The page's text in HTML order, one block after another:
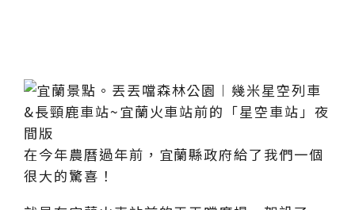
在今年農曆過年前，宜蘭縣政府給了我們一個
很大的驚喜！